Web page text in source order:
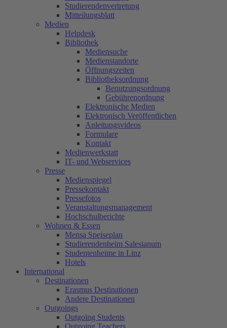
Studierendenvertretung
Mitteilungsblatt
Medien
Helpdesk
Bibliothek
Mediensuche
Medienstandorte
Öffnungszeiten
Bibliotheksordnung
Benutzungsordnung
Gebührenordnung
Elektronische Medien
Elektronisch Veröffentlichen
Anleitungsvideos
Formulare
Kontakt
Medienwerkstatt
IT- und Webservices
Presse
Medienspiegel
Pressekontakt
Pressefotos
Veranstaltungsmanagement
Hochschulberichte
Wohnen & Essen
Mensa Speiseplan
Studierendenheim Salesianum
Studentenheime in Linz
Hotels
International
Destinationen
Erasmus Destinationen
Andere Destinationen
Outgoings
Outgoing Students